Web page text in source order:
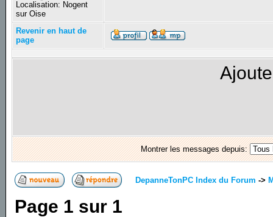
Localisation: Nogent
sur Oise
Revenir en haut de
page
Montrer les messages depuis:
DepanneTonPC Index du Forum ->
Page 1 sur 1